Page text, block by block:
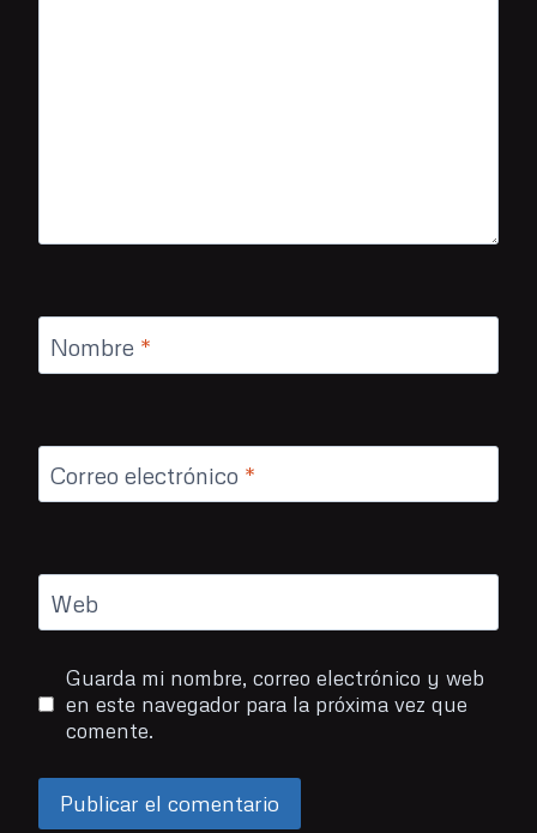
Nombre *
Correo electrónico *
Web
Guarda mi nombre, correo electrónico y web
en este navegador para la próxima vez que
comente.